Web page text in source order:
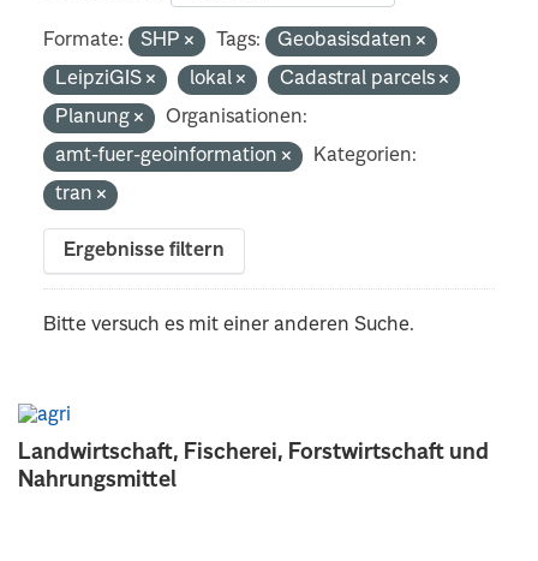
Landwirtschaft, Fischerei, Forstwirtschaft und
Nahrungsmittel
Formate: SHP Tags:
Geobasisdaten
LeipziGIS
lokal
Cadastral parcels
Planung
Organisationen:
amt-fuer-geoinformation
Kategorien:
tran
Ergebnisse filtern
Bitte versuch es mit einer anderen Suche.